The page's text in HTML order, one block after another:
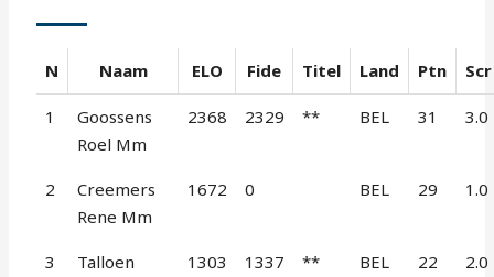
N Naam ELO Fide Titel Land Ptn Scr
1
Goossens
Roel Mm
2368 2329 ** BEL 31 3.0
2
Creemers
Rene Mm
1672 0 BEL 29 1.0
3
Talloen
1303 1337 ** BEL 22 2.0